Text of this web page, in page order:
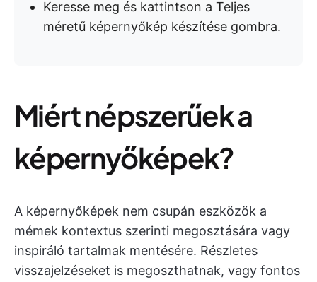
Keresse meg és kattintson a Teljes
méretű képernyőkép készítése gombra.
Miért népszerűek a
képernyőképek?
A képernyőképek nem csupán eszközök a
mémek kontextus szerinti megosztására vagy
inspiráló tartalmak mentésére. Részletes
visszajelzéseket is megoszthatnak, vagy fontos